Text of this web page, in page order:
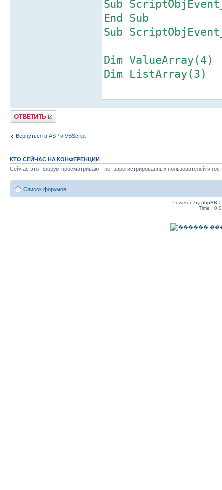
Sub
End Sub
Sub
Dim ValueArray(4)
Dim ListArray(3)
ValueArray(0) =
ListArray(0) =
ListArray(2) =
ListArray(3) =
Ответить
Вернуться в ASP и VBScript
КТО СЕЙЧАС НА КОНФЕРЕНЦИИ
Сейчас этот форум просматривают: нет зарегистрированных пользователей и
Список форумов
Powered by phpBB
Time :